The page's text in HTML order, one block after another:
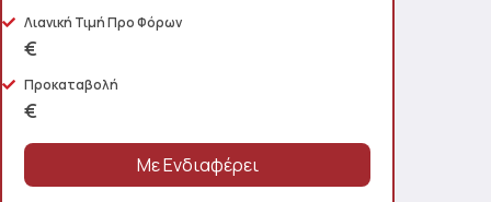
Λιανική Τιμή Προ Φόρων
€
Προκαταβολή
€